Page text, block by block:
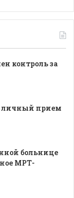
контроль за
личный прием
больнице
МРТ-